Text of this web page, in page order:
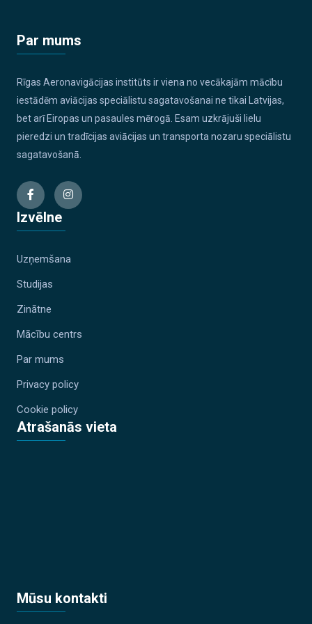
Par mums
Rīgas Aeronavigācijas institūts ir viena no vecākajām mācību
iestādēm aviācijas speciālistu sagatavošanai ne tikai Latvijas,
bet arī Eiropas un pasaules mērogā. Esam uzkrājuši lielu
pieredzi un tradīcijas aviācijas un transporta nozaru speciālistu
sagatavošanā.
Izvēlne
Uzņemšana
Studijas
Zinātne
Mācību centrs
Par mums
Privacy policy
Cookie policy
Atrašanās vieta
Mūsu kontakti